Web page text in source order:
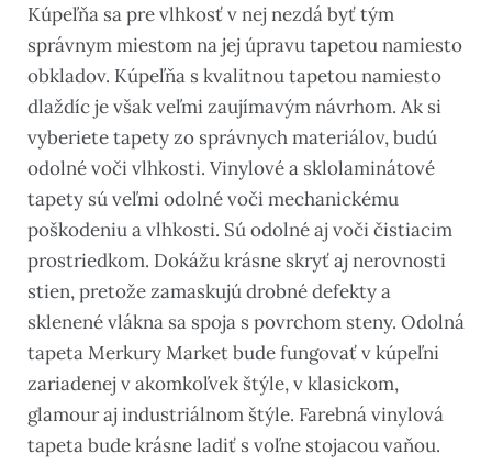
Kúpeľňa sa pre vlhkosť v nej nezdá byť tým
správnym miestom na jej úpravu tapetou namiesto
obkladov. Kúpeľňa s kvalitnou tapetou namiesto
dlaždíc je však veľmi zaujímavým návrhom. Ak si
vyberiete tapety zo správnych materiálov, budú
odolné voči vlhkosti. Vinylové a sklolaminátové
tapety sú veľmi odolné voči mechanickému
poškodeniu a vlhkosti. Sú odolné aj voči čistiacim
prostriedkom. Dokážu krásne skryť aj nerovnosti
stien, pretože zamaskujú drobné defekty a
sklenené vlákna sa spoja s povrchom steny. Odolná
tapeta Merkury Market bude fungovať v kúpeľni
zariadenej v akomkoľvek štýle, v klasickom,
glamour aj industriálnom štýle. Farebná vinylová
tapeta bude krásne ladiť s voľne stojacou vaňou.